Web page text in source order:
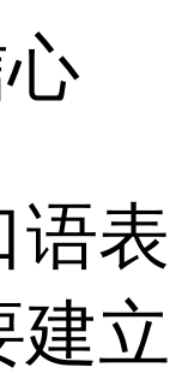
语表
建立